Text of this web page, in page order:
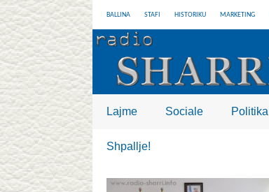
BALLINA STAFI HISTORIKU MARKETING
Lajme Sociale Politika
Shpallje!